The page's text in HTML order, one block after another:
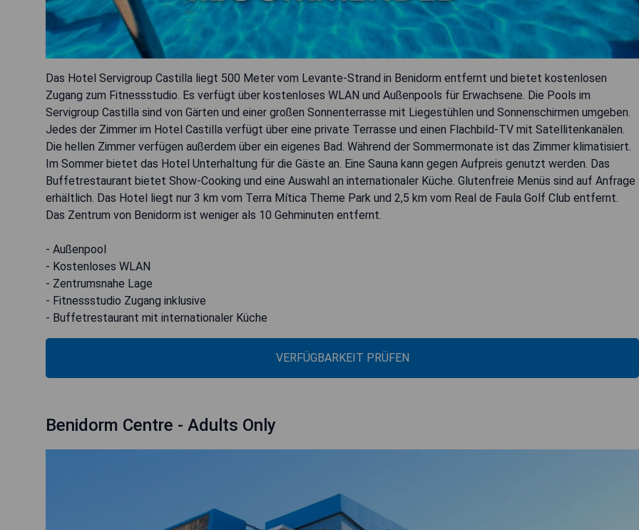
Das Hotel Servigroup Castilla liegt 500 Meter vom Levante-Strand in Benidorm entfernt und bietet kostenlosen
Zugang zum Fitnessstudio. Es verfügt über kostenloses WLAN und Außenpools für Erwachsene. Die Pools im
Servigroup Castilla sind von Gärten und einer großen Sonnenterrasse mit Liegestühlen und Sonnenschirmen umgeben.
Jedes der Zimmer im Hotel Castilla verfügt über eine private Terrasse und einen Flachbild-TV mit Satellitenkanälen.
Die hellen Zimmer verfügen außerdem über ein eigenes Bad. Während der Sommermonate ist das Zimmer klimatisiert.
Im Sommer bietet das Hotel Unterhaltung für die Gäste an. Eine Sauna kann gegen Aufpreis genutzt werden. Das
Buffetrestaurant bietet Show-Cooking und eine Auswahl an internationaler Küche. Glutenfreie Menüs sind auf Anfrage
erhältlich. Das Hotel liegt nur 3 km vom Terra Mítica Theme Park und 2,5 km vom Real de Faula Golf Club entfernt.
Das Zentrum von Benidorm ist weniger als 10 Gehminuten entfernt.
- Außenpool
- Kostenloses WLAN
- Zentrumsnahe Lage
- Fitnessstudio Zugang inklusive
- Buffetrestaurant mit internationaler Küche
VERFÜGBARKEIT PRÜFEN
Benidorm Centre - Adults Only